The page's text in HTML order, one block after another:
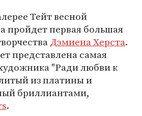
Тейт весной
пройдет первая большая
Дэмиена Херста.
представлена самая
"Ради любви к
из платины и
бриллиантами,
.